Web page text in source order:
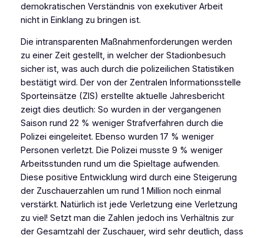
demokratischen Verständnis von exekutiver Arbeit
nicht in Einklang zu bringen ist.
Die intransparenten Maßnahmenforderungen werden
zu einer Zeit gestellt, in welcher der Stadionbesuch
sicher ist, was auch durch die polizeilichen Statistiken
bestätigt wird. Der von der Zentralen Informationsstelle
Sporteinsätze (ZIS) erstellte aktuelle Jahresbericht
zeigt dies deutlich: So wurden in der vergangenen
Saison rund 22 % weniger Strafverfahren durch die
Polizei eingeleitet. Ebenso wurden 17 % weniger
Personen verletzt. Die Polizei musste 9 % weniger
Arbeitsstunden rund um die Spieltage aufwenden.
Diese positive Entwicklung wird durch eine Steigerung
der Zuschauerzahlen um rund 1 Million noch einmal
verstärkt. Natürlich ist jede Verletzung eine Verletzung
zu viel! Setzt man die Zahlen jedoch ins Verhältnis zur
der Gesamtzahl der Zuschauer, wird sehr deutlich, dass